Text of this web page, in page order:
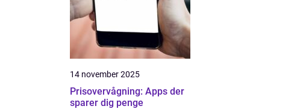
14 november 2025
Prisovervågning: Apps der
sparer dig penge